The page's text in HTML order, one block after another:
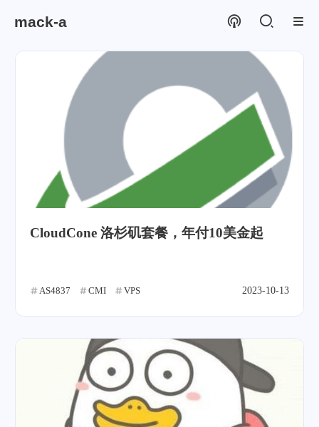
mack-a
CloudCone 洛杉矶套餐，年付10美金起
AS4837 CMI VPS 2023-10-13